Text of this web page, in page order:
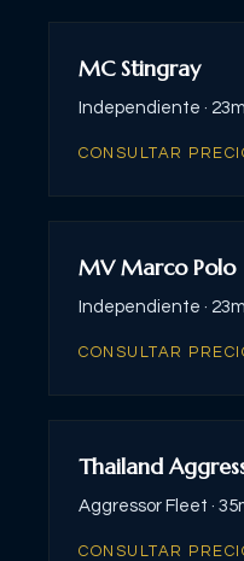
MC Stingray
Independiente · 23m
CONSULTAR
MV Marco Polo
Independiente · 23m
CONSULTAR
Thailand
Aggressor Fleet ·
CONSULTAR